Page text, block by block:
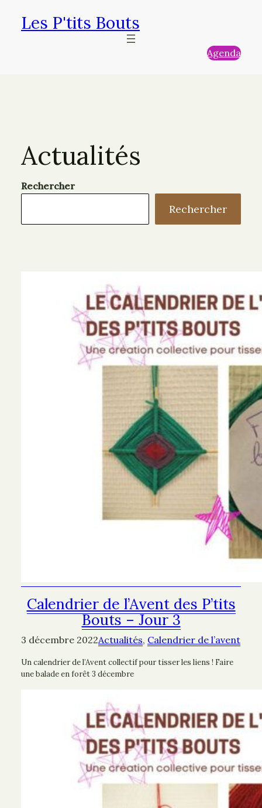
Les P'tits Bouts
Agenda
Actualités
Rechercher
Rechercher
Calendrier de l’Avent des P’tits
Bouts – Jour 3
3 décembre 2022Actualités, Calendrier de l’avent
Un calendrier de l’Avent collectif pour tisser les liens ! Faire
une balade en forêt 3 décembre